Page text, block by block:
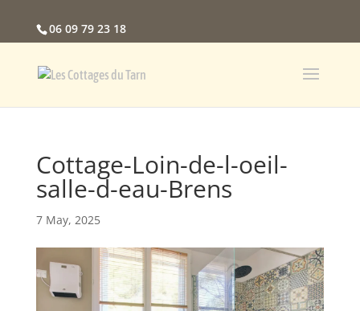
06 09 79 23 18
Cottage-Loin-de-l-oeil-
salle-d-eau-Brens
7 May, 2025